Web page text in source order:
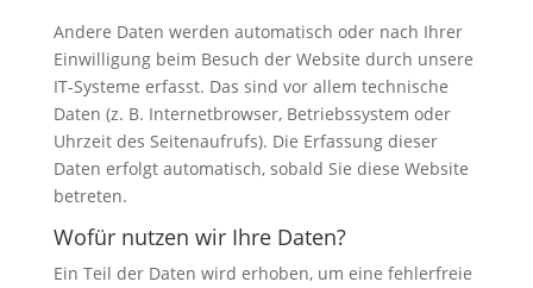
Andere Daten werden automatisch oder nach Ihrer
Einwilligung beim Besuch der Website durch unsere
IT-Systeme erfasst. Das sind vor allem technische
Daten (z. B. Internetbrowser, Betriebssystem oder
Uhrzeit des Seitenaufrufs). Die Erfassung dieser
Daten erfolgt automatisch, sobald Sie diese Website
betreten.
Wofür nutzen wir Ihre Daten?
Ein Teil der Daten wird erhoben, um eine fehlerfreie